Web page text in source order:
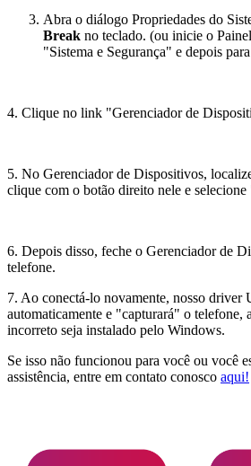
Abra o diálogo Propriedades do
Break no teclado. (ou inicie o
"Sistema e Segurança" e depois
4. Clique no link "Gerenciador de
5. No Gerenciador de Dispositivos,
clique com o botão direito nele e
6. Depois disso, feche o Gerenciador de
telefone.
7. Ao conectá-lo novamente, nosso driver
automaticamente e "capturará" o telefone,
incorreto seja instalado pelo Windows.
Se isso não funcionou para você ou você
assistência, entre em contato conosco aqui!